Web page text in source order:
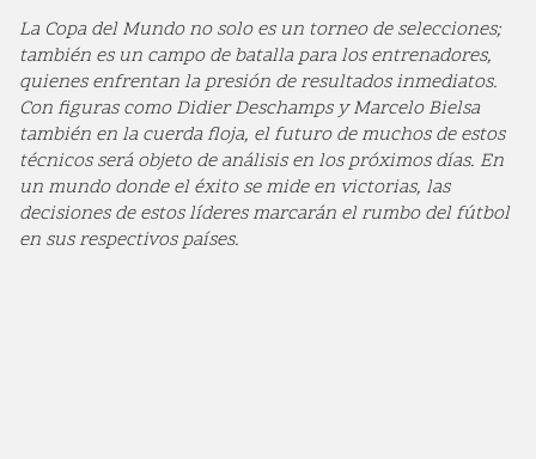
La Copa del Mundo no solo es un torneo de selecciones;
también es un campo de batalla para los entrenadores,
quienes enfrentan la presión de resultados inmediatos.
Con figuras como Didier Deschamps y Marcelo Bielsa
también en la cuerda floja, el futuro de muchos de estos
técnicos será objeto de análisis en los próximos días. En
un mundo donde el éxito se mide en victorias, las
decisiones de estos líderes marcarán el rumbo del fútbol
en sus respectivos países.